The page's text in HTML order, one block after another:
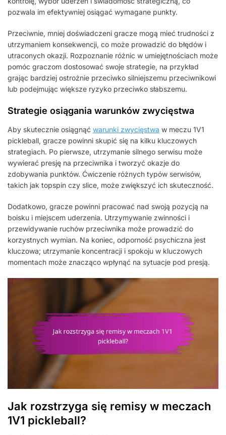
pozwala im efektywniej osiągać wymagane punkty.
Przeciwnie, mniej doświadczeni gracze mogą mieć trudności z
utrzymaniem konsekwencji, co może prowadzić do błędów i
utraconych okazji. Rozpoznanie różnic w umiejętnościach może
pomóc graczom dostosować swoje strategie, na przykład
grając bardziej ostrożnie przeciwko silniejszemu przeciwnikowi
lub podejmując większe ryzyko przeciwko słabszemu.
Strategie osiągania warunków zwycięstwa
Aby skutecznie osiągnąć warunki zwycięstwa w meczu 1V1
pickleball, gracze powinni skupić się na kilku kluczowych
strategiach. Po pierwsze, utrzymanie silnego serwisu może
wywierać presję na przeciwnika i tworzyć okazje do
zdobywania punktów. Ćwiczenie różnych typów serwisów,
takich jak topspin czy slice, może zwiększyć ich skuteczność.
Dodatkowo, gracze powinni pracować nad swoją pozycją na
boisku i miejscem uderzenia. Utrzymywanie zwinności i
przewidywanie ruchów przeciwnika może prowadzić do
korzystnych wymian. Na koniec, odporność psychiczna jest
kluczowa; utrzymanie koncentracji i spokoju w kluczowych
momentach może znacząco wpłynąć na sytuacje pod presją.
Jak rozstrzyga się remisy w meczach
1V1 pickleball?